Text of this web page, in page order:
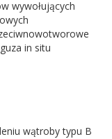
wywołujących
in situ
wątroby typu B